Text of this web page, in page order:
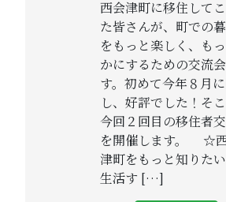
西会津町に移住して
た皆さんが、町での
をもっと楽しく、も
かにするための交流
す。初めて今年８月
し、好評でした！そこ
今回２回目の移住者
を開催します。 ☆
津町をもっと知り
生活す […]